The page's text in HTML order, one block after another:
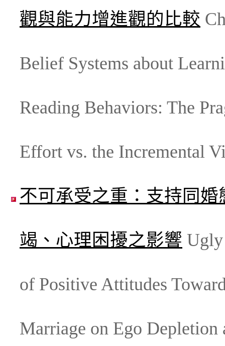
觀與能力增進觀的比較
Belief Systems about
Reading Behaviors: The
Effort vs. the Incremental
不可承受之重：支持同
竭、心理困擾之影響 Ugly
of Positive Attitudes
Marriage on Ego Depletion